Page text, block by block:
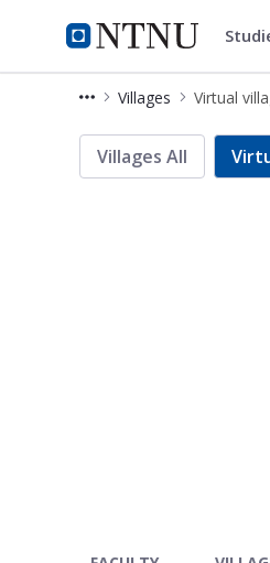
NTNU Hjemmeside
Eksperter i
Villages Virtual
EiT Online villages
Villages All